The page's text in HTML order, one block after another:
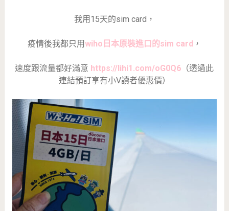
我用15天的sim card，
疫情後我都只用 wiho日本原裝進口的sim card ，
速度跟流量都好滿意 https://lihi1.com/oG0Q6 （透過此
連結預訂享有小V讀者優惠價）